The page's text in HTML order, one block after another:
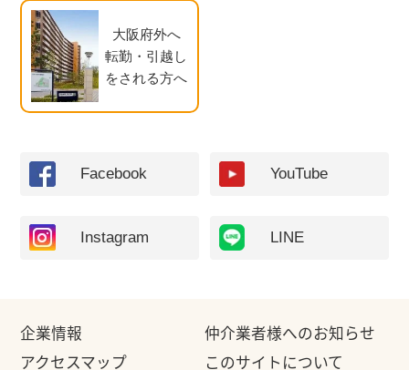
大阪府外へ
転勤・引越し
をされる方へ
Facebook YouTube
Instagram LINE
企業情報
仲介業者様へのお知らせ
アクセスマップ
このサイトについて